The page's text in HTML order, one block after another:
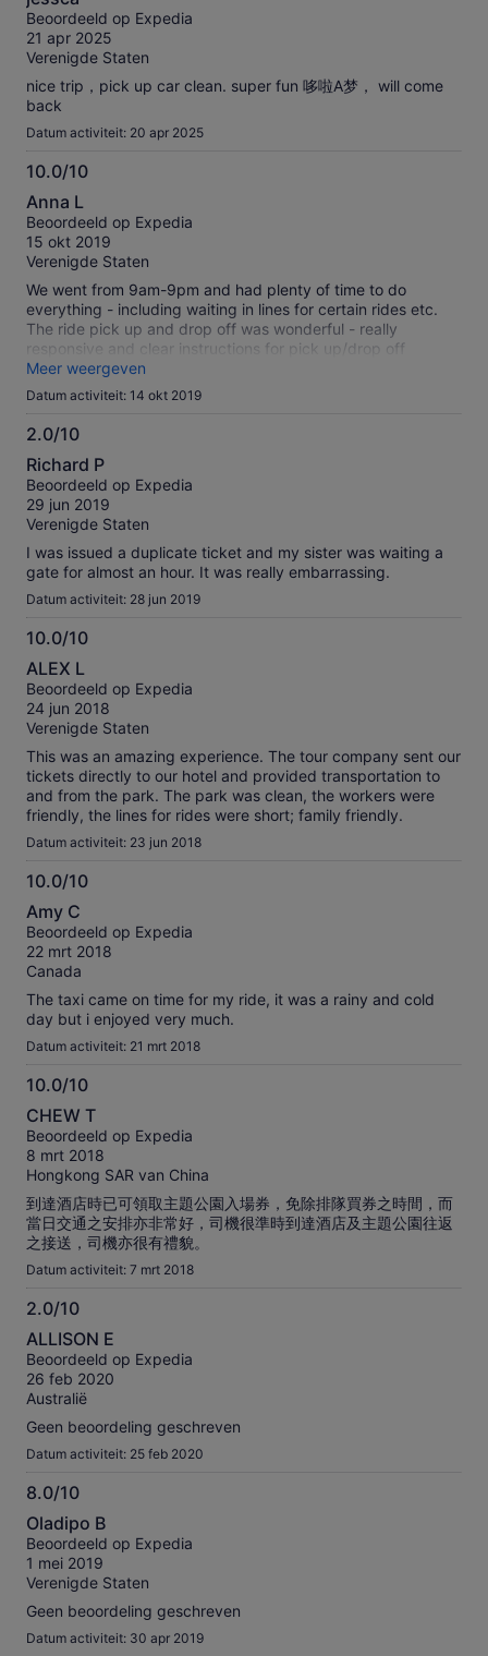
onze
geverifieerde
beoordelingen
van
10
Beoordeeld op Expedia
21 apr 2025
Verenigde Staten
nice trip，pick up car clean. super fun 哆啦A梦， will come
back
Datum activiteit: 20 apr 2025
10.0/10
10.0
van
10
Anna L
Beoordeeld op Expedia
15 okt 2019
Verenigde Staten
We went from 9am-9pm and had plenty of time to do
everything - including waiting in lines for certain rides etc.
The ride pick up and drop off was wonderful - really
responsive and clear instructions for pick up/drop off
locations and logistics. After a long day of walking and
waiting in lines we were so grateful for door to door service
Meer weergeven
Datum activiteit: 14 okt 2019
2.0/10
2.0
van
10
Richard P
Beoordeeld op Expedia
29 jun 2019
Verenigde Staten
I was issued a duplicate ticket and my sister was waiting a
gate for almost an hour. It was really embarrassing.
Datum activiteit: 28 jun 2019
10.0/10
10.0
van
10
ALEX L
Beoordeeld op Expedia
24 jun 2018
Verenigde Staten
This was an amazing experience. The tour company sent our
tickets directly to our hotel and provided transportation to
and from the park. The park was clean, the workers were
friendly, the lines for rides were short; family friendly.
Datum activiteit: 23 jun 2018
10.0/10
10.0
van
10
Amy C
Beoordeeld op Expedia
22 mrt 2018
Canada
The taxi came on time for my ride, it was a rainy and cold
day but i enjoyed very much.
Datum activiteit: 21 mrt 2018
10.0/10
10.0
van
10
CHEW T
Beoordeeld op Expedia
8 mrt 2018
Hongkong SAR van China
到達酒店時已可領取主題公園入場券，免除排隊買券之時間，而
當日交通之安排亦非常好，司機很準時到達酒店及主題公園往返
之接送，司機亦很有禮貌。
Datum activiteit: 7 mrt 2018
2.0/10
2.0
van
10
ALLISON E
Beoordeeld op Expedia
26 feb 2020
Australië
Geen beoordeling geschreven
Datum activiteit: 25 feb 2020
8.0/10
8.0
van
10
Oladipo B
Beoordeeld op Expedia
1 mei 2019
Verenigde Staten
Geen beoordeling geschreven
Datum activiteit: 30 apr 2019